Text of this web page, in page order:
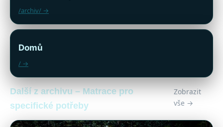
/archiv/ →
Domů
/ →
Další z archivu – Matrace pro
specifické potřeby
Zobrazit
vše →